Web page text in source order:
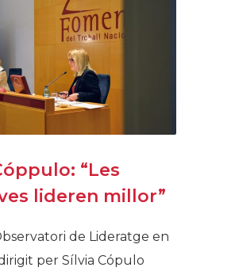
“Les
lideren millor”
de Lideratge en
per Sílvia Cópulo